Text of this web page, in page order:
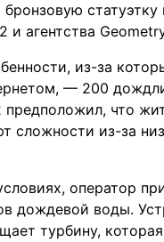
статуэтку
и агентства
из-за
— 200
предположил, что
сложности из-за
оператор
дождевой воды.
турбину, которая